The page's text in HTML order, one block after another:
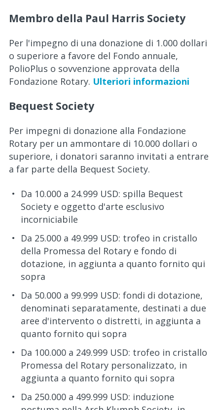
Membro della Paul Harris Society
Per l'impegno di una donazione di 1.000 dollari
o superiore a favore del Fondo annuale,
PolioPlus o sovvenzione approvata della
Fondazione Rotary. Ulteriori informazioni
Bequest Society
Per impegni di donazione alla Fondazione
Rotary per un ammontare di 10.000 dollari o
superiore, i donatori saranno invitati a entrare
a far parte della Bequest Society.
Da 10.000 a 24.999 USD: spilla Bequest
Society e oggetto d'arte esclusivo
incorniciabile
Da 25.000 a 49.999 USD: trofeo in cristallo
della Promessa del Rotary e fondo di
dotazione, in aggiunta a quanto fornito qui
sopra
Da 50.000 a 99.999 USD: fondi di dotazione,
denominati separatamente, destinati a due
aree d'intervento o distretti, in aggiunta a
quanto fornito qui sopra
Da 100.000 a 249.999 USD: trofeo in cristallo
Promessa del Rotary personalizzato, in
aggiunta a quanto fornito qui sopra
Da 250.000 a 499.999 USD: induzione